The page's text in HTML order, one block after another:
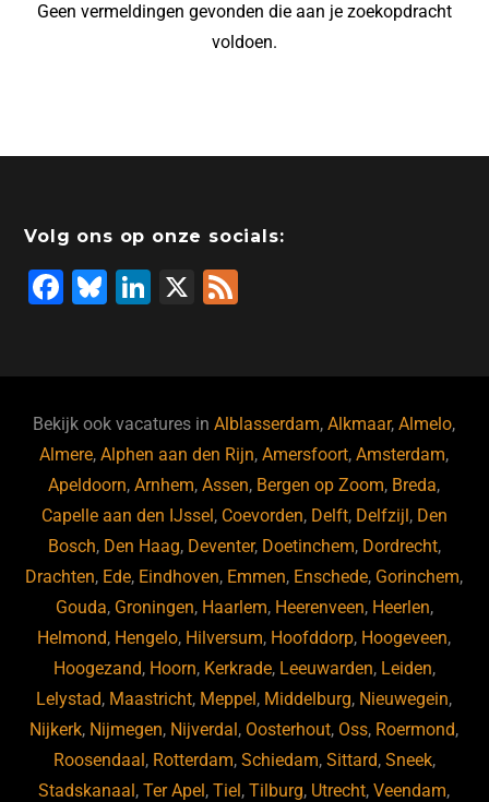
Geen vermeldingen gevonden die aan je zoekopdracht
voldoen.
Volg ons op onze socials:
F
b
o
o
k
Bl
ky
Li
dI
n
X
Bekijk ook vacatures inAlblasserdam,Alkmaar,Almelo,
Almere,Alphen aan den Rijn,Amersfoort,Amsterdam,
Apeldoorn,Arnhem,Assen, Bergen op Zoom, Breda,
Capelle aan den IJssel , Coevorden, Delft, Delfzijl , Den
Bosch, Den Haag, Deventer, Doetinchem, Dordrecht,
Drachten, Ede, Eindhoven, Emmen, Enschede, Gorinchem,
Gouda, Groningen, Haarlem, Heerenveen, Heerlen,
Helmond, Hengelo, Hilversum, Hoofddorp, Hoogeveen,
Hoogezand, Hoorn, Kerkrade, Leeuwarden, Leiden,
Lelystad, Maastricht, Meppel , Middelburg, Nieuwegein,
Nijkerk, Nijmegen, Nijverdal , Oosterhout, Oss, Roermond,
Roosendaal , Rotterdam, Schiedam, Sittard, Sneek,
Stadskanaal ,Ter Apel ,Tiel ,Tilburg, Utrecht,Veendam,